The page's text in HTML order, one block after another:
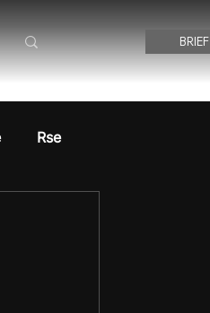
BRIEF
Rse